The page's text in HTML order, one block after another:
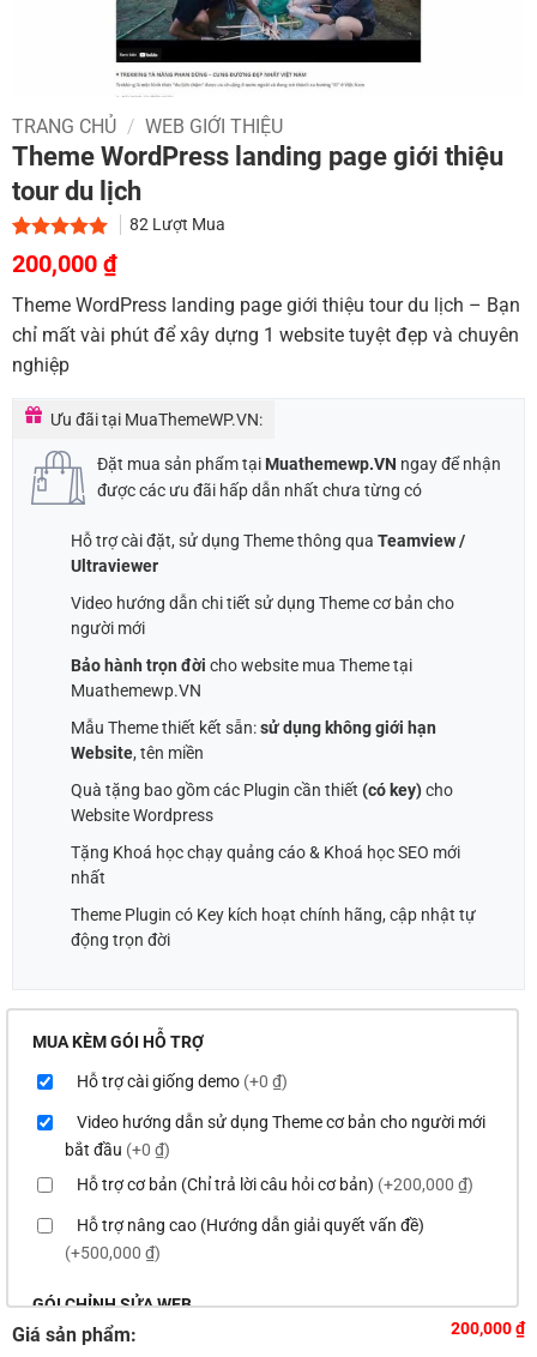
TRANG CHỦ / WEB GIỚI THIỆU
Theme WordPress landing page giới thiệu
tour du lịch
5.00trên 5
dựa trên
1
82 Lượt Mua
Giá
gốc
là:
900,000 ₫.
200,000 ₫Giá
hiện
tại
Theme WordPress landing page giới thiệu tour du lịch – Bạn
chỉ mất vài phút để xây dựng 1 website tuyệt đẹp và chuyên
nghiệp
Ưu đãi tại MuaThemeWP.VN:
Đặt mua sản phẩm tại Muathemewp.VN ngay để nhận
được các ưu đãi hấp dẫn nhất chưa từng có
Hỗ trợ cài đặt, sử dụng Theme thông qua Teamview /
Ultraviewer
Video hướng dẫn chi tiết sử dụng Theme cơ bản cho
người mới
Bảo hành trọn đời cho website mua Theme tại
Muathemewp.VN
Mẫu Theme thiết kết sẵn:sử dụng không giới hạn
Website, tên miền
Quà tặng bao gồm các Plugin cần thiết (có key)cho
Website Wordpress
Tặng Khoá học chạy quảng cáo & Khoá học SEO mới
nhất
Theme Plugin có Key kích hoạt chính hãng, cập nhật tự
động trọn đời
MUA KÈM GÓI HỖ TRỢ
Hỗ trợ cài giống demo (+0 ₫)
Video hướng dẫn sử dụng Theme cơ bản cho người mới
bắt đầu (+0 ₫)
Hỗ trợ cơ bản (Chỉ trả lời câu hỏi cơ bản) (+200,000 ₫)
Hỗ trợ nâng cao (Hướng dẫn giải quyết vấn đề)
(+500,000 ₫)
GÓI CHỈNH SỬA WEB
Thay logo & thông tin doanh nghiệp
Giá sản phẩm: 200,000 ₫